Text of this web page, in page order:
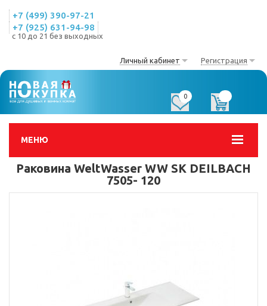
+7 (499) 390-97-21
+7 (925) 631-94-98
с 10 до 21 без выходных
Личный кабинет Регистрация
МЕНЮ
0
Раковина WeltWasser WW SK DEILBACH
7505- 120